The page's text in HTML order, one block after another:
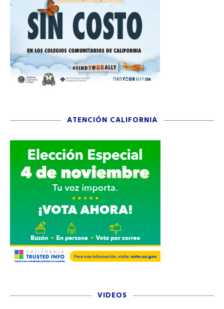
ATENCIÓN CALIFORNIA
VIDEOS